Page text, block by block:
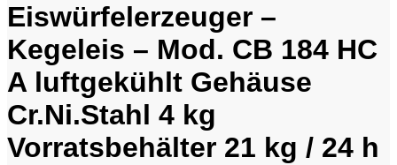
Eiswürfelerzeuger –
Kegeleis – Mod. CB 184 HC
A luftgekühlt Gehäuse
Cr.Ni.Stahl 4 kg
Vorratsbehälter 21 kg / 24 h